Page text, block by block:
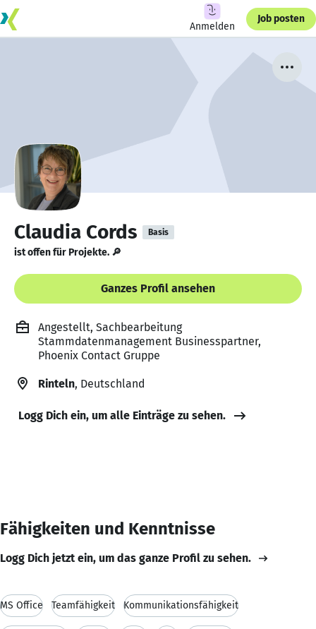
Anmelden
Job posten
Claudia Cords Basis
ist offen für Projekte. 🔎
Ganzes Profil ansehen
Angestellt, Sachbearbeitung
Stammdatenmanagement Businesspartner,
Phoenix Contact Gruppe
Rinteln, Deutschland
Logg Dich ein, um alle Einträge zu sehen.
Fähigkeiten und Kenntnisse
Logg Dich jetzt ein, um das ganze Profil zu sehen.
MS Office Teamfähigkeit Kommunikationsfähigkeit